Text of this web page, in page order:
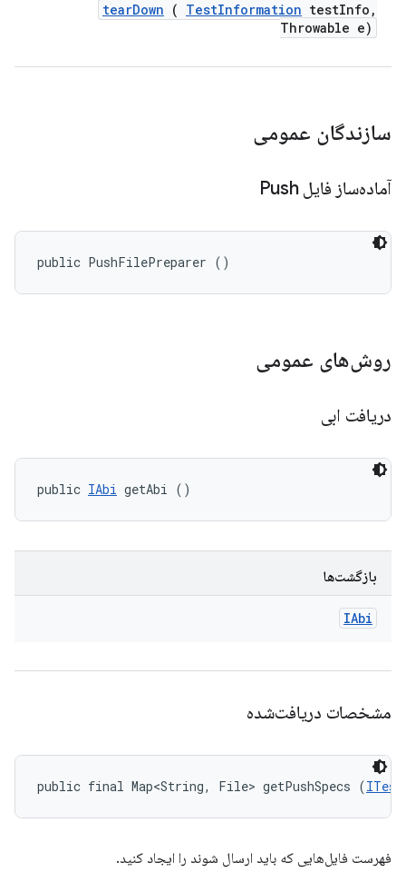
tearDown ( TestInformation testInfo ,
Throwable e)
سازندگان عمومی
آماده‌ساز فایل Push
public PushFilePreparer ()
روش‌های عمومی
دریافت ابی
public IAbi getAbi ()
بازگشت‌ها
IAbi
مشخصات دریافت‌شده
public final Map<String, File> getPushSpecs (
فهرست فایل‌هایی که باید ارسال شوند را ایجاد کنید.